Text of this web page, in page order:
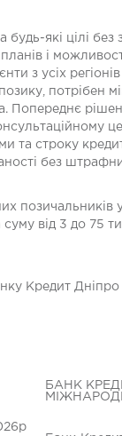
які цілі
і
з усіх
потрібен
Попереднє
та строку
без
позичальників
від 3 до 75
Кредит
БАНК